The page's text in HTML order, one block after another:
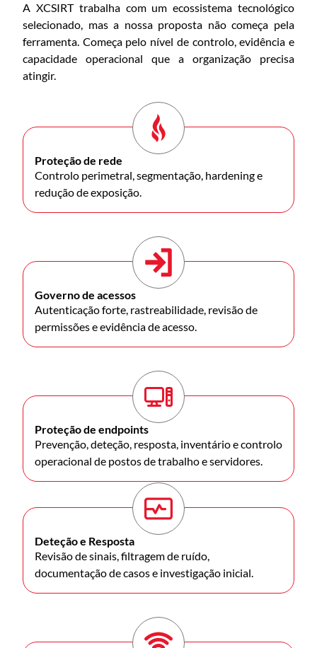
A XCSIRT trabalha com um ecossistema tecnológico
selecionado, mas a nossa proposta não começa pela
ferramenta. Começa pelo nível de controlo, evidência e
capacidade operacional que a organização precisa
atingir.
Proteção de rede
Controlo perimetral, segmentação, hardening e
redução de exposição.
Governo de acessos
Autenticação forte, rastreabilidade, revisão de
permissões e evidência de acesso.
Proteção de endpoints
Prevenção, deteção, resposta, inventário e controlo
operacional de postos de trabalho e servidores.
Deteção e Resposta
Revisão de sinais, filtragem de ruído,
documentação de casos e investigação inicial.